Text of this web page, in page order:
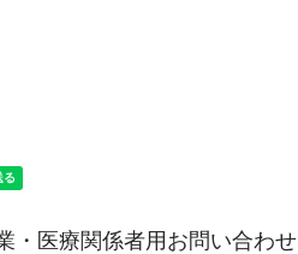
・医療関係者用お問い合わせ